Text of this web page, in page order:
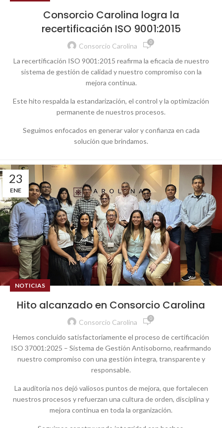
Consorcio Carolina logra la
recertificación ISO 9001:2015
Consorcio Carolina 0
La recertificación ISO 9001:2015 reafirma la eficacia de nuestro
sistema de gestión de calidad y nuestro compromiso con la
mejora continua.
Este hito respalda la estandarización, el control y la optimización
permanente de nuestros procesos.
Seguimos enfocados en generar valor y confianza en cada
solución que brindamos.
23
ENE
NOTICIAS
Hito alcanzado en Consorcio Carolina
Consorcio Carolina 0
Hemos concluido satisfactoriamente el proceso de certificación
ISO 37001:2025 – Sistema de Gestión Antisoborno, reafirmando
nuestro compromiso con una gestión íntegra, transparente y
responsable.
La auditoría nos dejó valiosos puntos de mejora, que fortalecen
nuestros procesos y refuerzan una cultura de orden, disciplina y
mejora continua en toda la organización.